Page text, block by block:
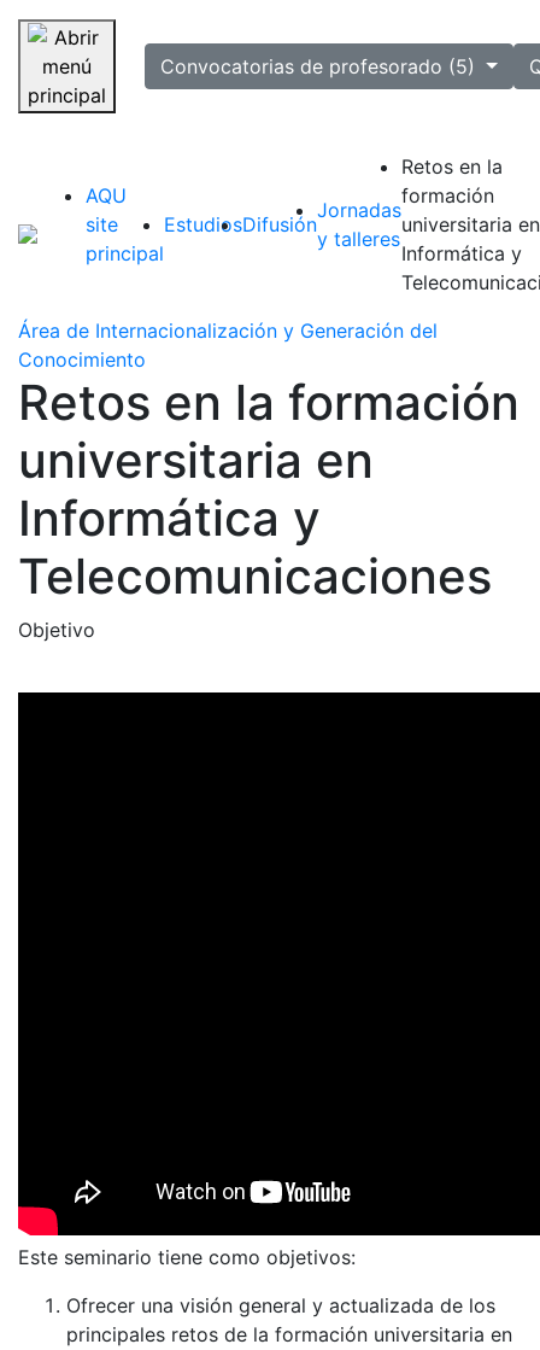
Saltar navegación
selectedConvocatorias de profesorado (5)
AQU
site
principal
EstudiosDifusión
Jornadas
y talleres
Retos en la
formación
universitaria en
Informática y
Área de Internacionalización y Generación del
Conocimiento
Retos en la formación
universitaria en
Informática y
Telecomunicaciones
Objetivo
Este seminario tiene como objetivos:
Ofrecer una visión general y actualizada de los
principales retos de la formación universitaria en